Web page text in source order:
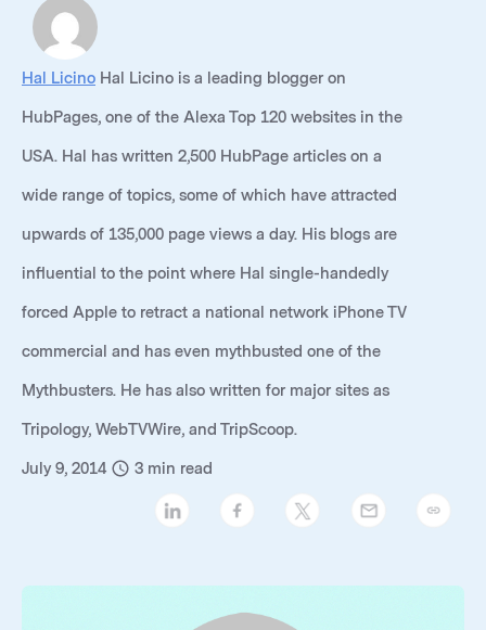
Hal Licino Hal Licino is a leading blogger on
HubPages, one of the Alexa Top 120 websites in the
USA. Hal has written 2,500 HubPage articles on a
wide range of topics, some of which have attracted
upwards of 135,000 page views a day. His blogs are
influential to the point where Hal single-handedly
forced Apple to retract a national network iPhone TV
commercial and has even mythbusted one of the
Mythbusters. He has also written for major sites as
Tripology, WebTVWire, and TripScoop.
July 9, 2014 3 min read